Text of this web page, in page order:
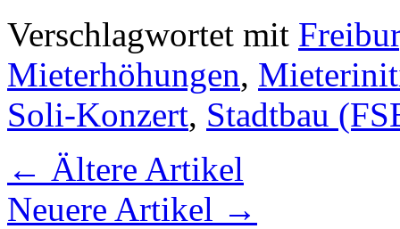
Verschlagwortet mit
Mieterhöhungen,
Soli-Konzert, Stadtbau
← Ältere Artikel
Neuere Artikel →